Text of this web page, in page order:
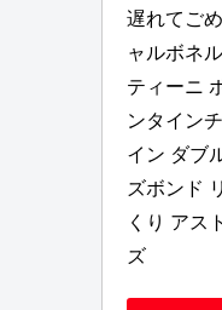
遅れてご
ャルボネ
ティーニ
ンタイン
イン ダブ
ズボンド
くり アス
ズ